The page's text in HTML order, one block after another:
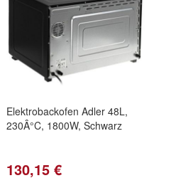
Elektrobackofen Adler 48L,
230Â°C, 1800W, Schwarz
130,15 €